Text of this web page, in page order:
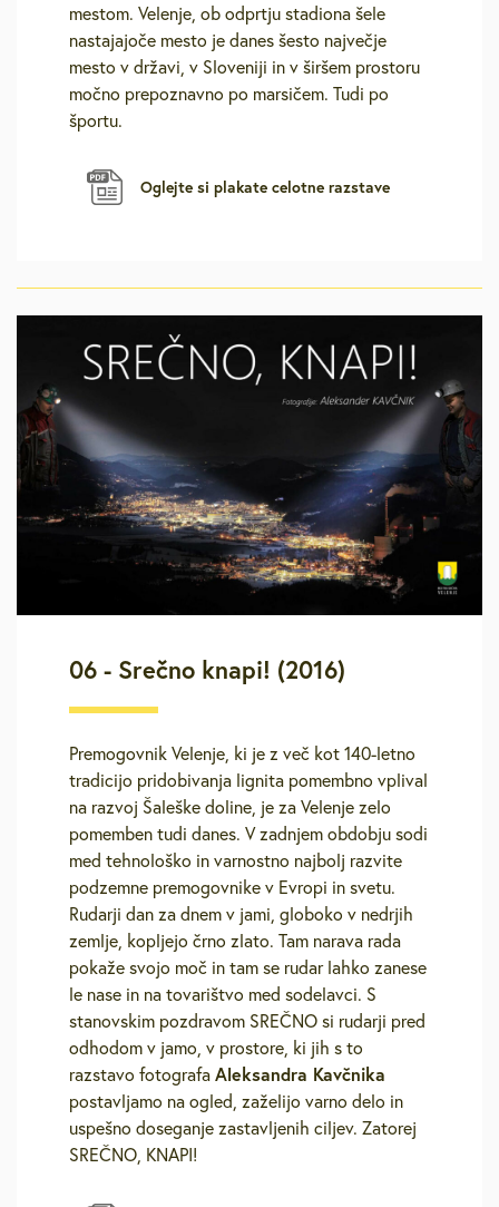
mestom. Velenje, ob odprtju stadiona šele
nastajajoče mesto je danes šesto največje
mesto v državi, v Sloveniji in v širšem prostoru
močno prepoznavno po marsičem. Tudi po
športu.
Oglejte si plakate celotne razstave
06 - Srečno knapi! (2016)
Premogovnik Velenje, ki je z več kot 140-letno
tradicijo pridobivanja lignita pomembno vplival
na razvoj Šaleške doline, je za Velenje zelo
pomemben tudi danes. V zadnjem obdobju sodi
med tehnološko in varnostno najbolj razvite
podzemne premogovnike v Evropi in svetu.
Rudarji dan za dnem v jami, globoko v nedrjih
zemlje, kopljejo črno zlato. Tam narava rada
pokaže svojo moč in tam se rudar lahko zanese
le nase in na tovarištvo med sodelavci. S
stanovskim pozdravom SREČNO si rudarji pred
odhodom v jamo, v prostore, ki jih s to
razstavo fotografa Aleksandra Kavčnika
postavljamo na ogled, zaželijo varno delo in
uspešno doseganje zastavljenih ciljev. Zatorej
SREČNO, KNAPI!